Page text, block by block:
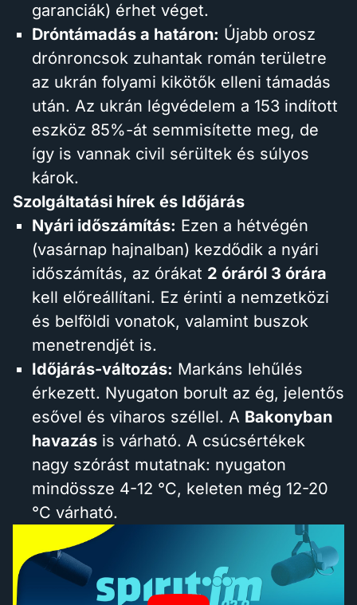
garanciák) érhet véget.
Dróntámadás a határon: Újabb orosz
drónroncsok zuhantak román területre
az ukrán folyami kikötők elleni támadás
után. Az ukrán légvédelem a 153 indított
eszköz 85%-át semmisítette meg, de
így is vannak civil sérültek és súlyos
károk.
Szolgáltatási hírek és Időjárás
Nyári időszámítás: Ezen a hétvégén
(vasárnap hajnalban) kezdődik a nyári
időszámítás, az órákat 2 óráról 3 órára
kell előreállítani. Ez érinti a nemzetközi
és belföldi vonatok, valamint buszok
menetrendjét is.
Időjárás-változás: Markáns lehűlés
érkezett. Nyugaton borult az ég, jelentős
esővel és viharos széllel. A Bakonyban
havazás is várható. A csúcsértékek
nagy szórást mutatnak: nyugaton
mindössze 4-12 °C, keleten még 12-20
°C várható.